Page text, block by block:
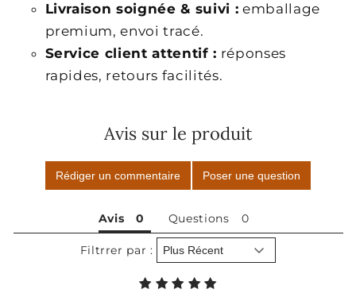
Livraison soignée & suivi : emballage
premium, envoi tracé.
Service client attentif : réponses
rapides, retours facilités.
Avis sur le produit
Rédiger un commentaire Poser une question
Avis Questions
Filtrrer par :